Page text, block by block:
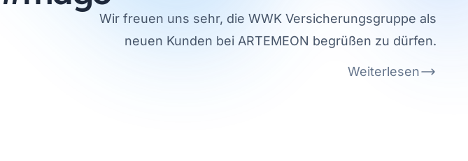
Wir freuen uns sehr, die WWK Versicherungsgruppe als
neuen Kunden bei ARTEMEON begrüßen zu dürfen.
Weiterlesen